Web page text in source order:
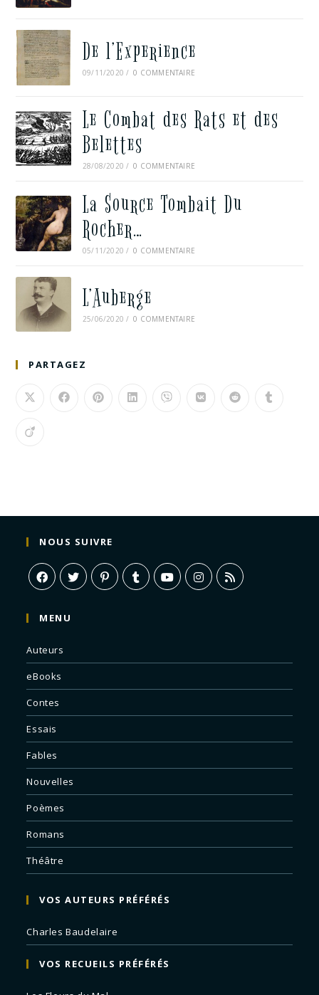
De l’Experience
09/11/2020 / 0 COMMENTAIRE
Le Combat des Rats et des
Belettes
28/08/2020 / 0 COMMENTAIRE
La Source Tombait Du
Rocher…
05/11/2020 / 0 COMMENTAIRE
L’Auberge
25/06/2020 / 0 COMMENTAIRE
PARTAGEZ
NOUS SUIVRE
MENU
Auteurs
eBooks
Contes
Essais
Fables
Nouvelles
Poèmes
Romans
Théâtre
VOS AUTEURS PRÉFÉRÉS
Charles Baudelaire
VOS RECUEILS PRÉFÉRÉS